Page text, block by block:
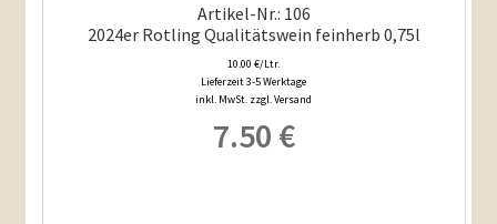
Artikel-Nr.: 106
2024er Rotling Qualitätswein feinherb 0,75l
10.00 €/Ltr.
Lieferzeit 3-5 Werktage
inkl. MwSt. zzgl. Versand
7.50 €